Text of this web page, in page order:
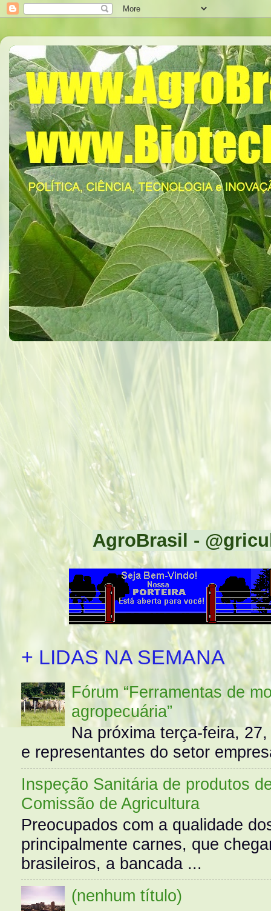
AgroBrasil -
+ LIDAS NA SEMANA
Fórum “Ferramentas de
agropecuária”
Na próxima terça-feira,
e representantes do setor
Inspeção Sanitária de produtos
Comissão de Agricultura
Preocupados com a qualidade
principalmente carnes, que
brasileiros, a bancada ...
(nenhum título)